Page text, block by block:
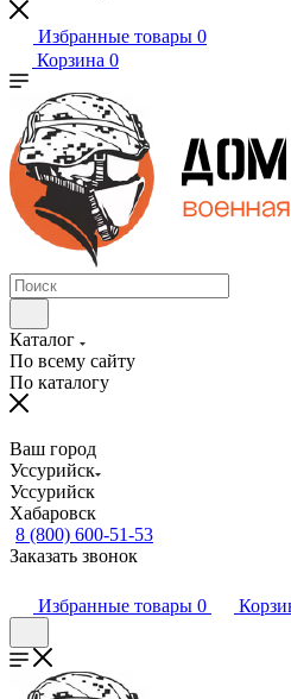
Избранные товары 0
Корзина 0
Каталог
По всему сайту
По каталогу
Ваш город
Уссурийск
Уссурийск
Хабаровск
8 (800) 600-51-53
Заказать звонок
Избранные товары 0